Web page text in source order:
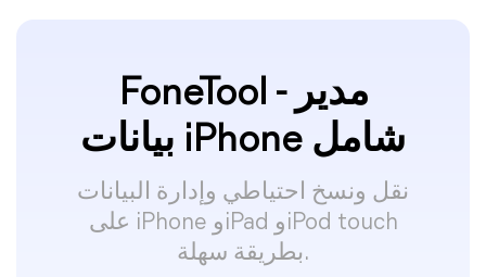
FoneTool - مدير
بيانات iPhone شامل
نقل ونسخ احتياطي وإدارة البيانات
على iPhone وiPad وiPod touch
بطريقة سهلة.